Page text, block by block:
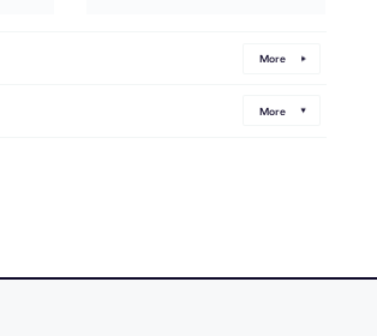
More
More